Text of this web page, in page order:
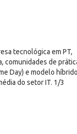
tecnológica em PT,
comunidades de
Day) e modelo
do setor IT. 1/3